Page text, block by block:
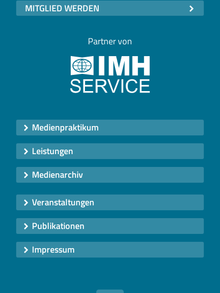
MITGLIED WERDEN
Partner von
Medienpraktikum
Leistungen
Medienarchiv
Veranstaltungen
Publikationen
Impressum